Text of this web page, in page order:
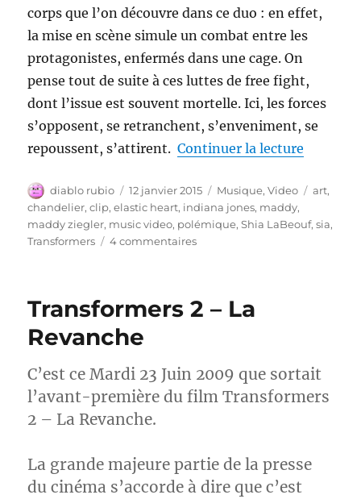
corps que l’on découvre dans ce duo : en effet,
la mise en scène simule un combat entre les
protagonistes, enfermés dans une cage. On
pense tout de suite à ces luttes de free fight,
dont l’issue est souvent mortelle. Ici, les forces
s’opposent, se retranchent, s’enveniment, se
repoussent, s’attirent.Continuer la lecture
Auteur
diablo rubio
Publié
le
12 janvier 2015 Catégories
Musique,Video art,
chandelier,clip,elastic heart, indiana jones, maddy,
maddy ziegler, music video, polémique,Shia LaBeouf,sia,
Transformers
4 commentairessur
Élastique
Transformers 2 – La
Revanche
C’est ce Mardi 23 Juin 2009 que sortait
l’avant-première du film Transformers
2 – La Revanche.
La grande majeure partie de la presse
du cinéma s’accorde à dire que c’est